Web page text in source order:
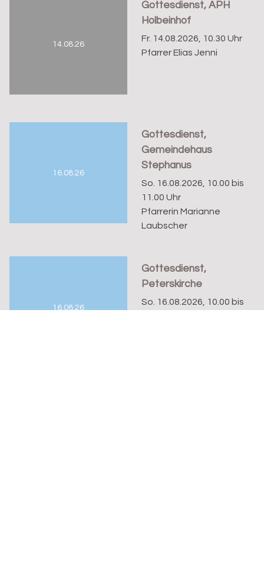
14.08.26
Gottesdienst, APH
Holbeinhof
Fr. 14.08.2026, 10.30 Uhr
Pfarrer Elias Jenni
16.08.26
Gottesdienst,
Gemeindehaus
Stephanus
So. 16.08.2026, 10.00 bis
11.00 Uhr
Pfarrerin Marianne
Laubscher
16.08.26
Gottesdienst,
Peterskirche
So. 16.08.2026, 10.00 bis